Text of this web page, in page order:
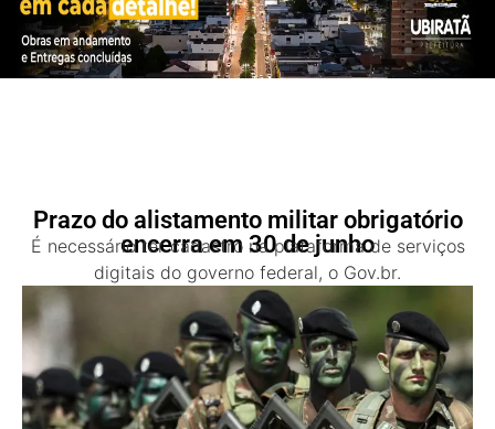
Prazo do alistamento militar obrigatório
encerra em 30 de junho
É necessário ter cadastro na plataforma de serviços
digitais do governo federal, o Gov.br.